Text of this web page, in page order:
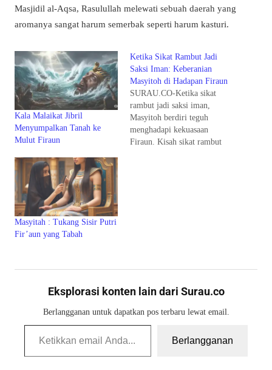
Masjidil al-Aqsa, Rasulullah melewati sebuah daerah yang
aromanya sangat harum semerbak seperti harum kasturi.
Kala Malaikat Jibril
Menyumpalkan Tanah ke
Mulut Firaun
Ketika Sikat Rambut Jadi
Saksi Iman: Keberanian
Masyitoh di Hadapan Firaun
SURAU.CO-Ketika sikat
rambut jadi saksi iman,
Masyitoh berdiri teguh
menghadapi kekuasaan
Firaun. Kisah sikat rambut
Masyitah : Tukang Sisir Putri
Fir’aun yang Tabah
Eksplorasi konten lain dari Surau.co
Berlangganan untuk dapatkan pos terbaru lewat email.
Ketikkan email Anda...
Berlangganan